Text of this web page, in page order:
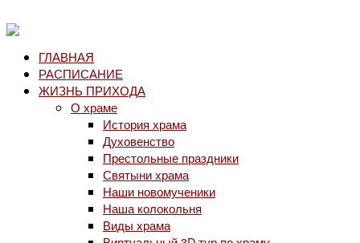
ГЛАВНАЯ
РАСПИСАНИЕ
ЖИЗНЬ ПРИХОДА
О храме
История храма
Духовенство
Престольные праздники
Святыни храма
Наши новомученики
Наша колокольня
Виды храма